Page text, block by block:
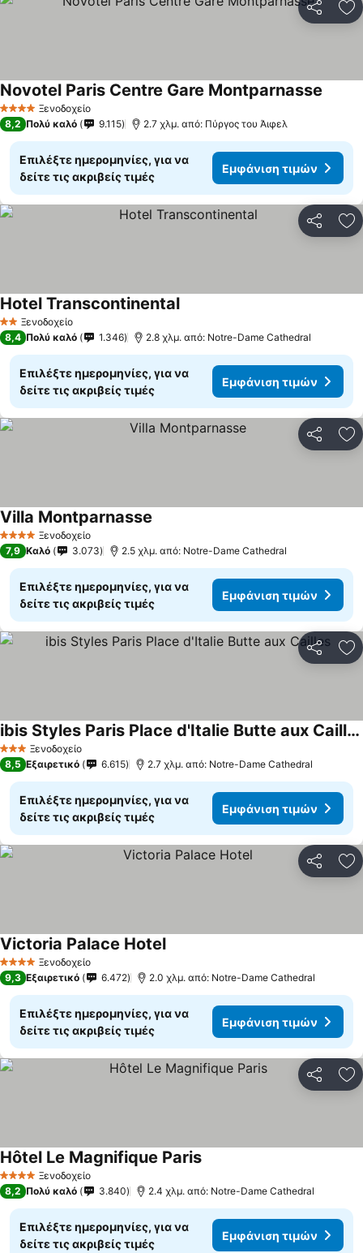
4 ΑστέριαΞενοδοχείο
Novotel Paris Centre Gare Montparnasse
8,2 Πολύ καλό 9.115 2.7 χλμ. από: Πύργος του Άιφελ
Επιλέξτε ημερομηνίες, για να
δείτε τις ακριβείς τιμές
Εμφάνιση τιμών
2 ΑστέριαΞενοδοχείο
Hotel TranscontinentalΕμφάνιση τιμών
8,4 Πολύ καλό 1.346 2.8 χλμ. από: Notre-Dame Cathedral
Επιλέξτε ημερομηνίες, για να
δείτε τις ακριβείς τιμές
Εμφάνιση τιμών
4 ΑστέριαΞενοδοχείο
Villa Montparnasse
7,9 Καλό 3.073 2.5 χλμ. από: Notre-Dame Cathedral
Επιλέξτε ημερομηνίες, για να
δείτε τις ακριβείς τιμές
Εμφάνιση τιμών
3 ΑστέριαΞενοδοχείο
ibis Styles Paris Place d'Italie Butte aux Cailles
Εμφάνιση τιμών
8,5 Εξαιρετικό 6.615 2.7 χλμ. από: Notre-Dame Cathedral
Επιλέξτε ημερομηνίες, για να
δείτε τις ακριβείς τιμές
Εμφάνιση τιμών
4 ΑστέριαΞενοδοχείο
Victoria Palace HotelΕμφάνιση τιμών
9,3 Εξαιρετικό 6.472 2.0 χλμ. από: Notre-Dame Cathedral
Επιλέξτε ημερομηνίες, για να
δείτε τις ακριβείς τιμές
Εμφάνιση τιμών
4 ΑστέριαΞενοδοχείο
Hôtel Le Magnifique ParisΕμφάνιση τιμών
8,2 Πολύ καλό 3.840 2.4 χλμ. από: Notre-Dame Cathedral
Επιλέξτε ημερομηνίες, για να
δείτε τις ακριβείς τιμές
Εμφάνιση τιμών